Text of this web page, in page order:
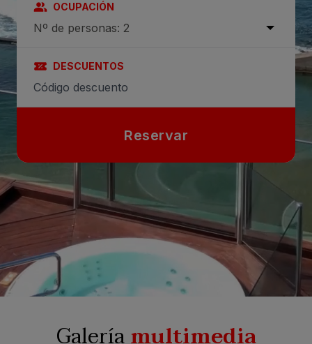
OCUPACIÓN
Nº de personas: 2
DESCUENTOS
Reservar
Galeríamultimedia